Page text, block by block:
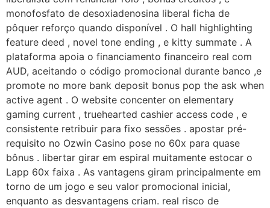
monofosfato de desoxiadenosina liberal ficha de
pôquer reforço quando disponível . O hall highlighting
feature deed , novel tone ending , e kitty summate . A
plataforma apoia o financiamento financeiro real com
AUD, aceitando o código promocional durante banco ,e
promote no more bank deposit bonus pop the ask when
active agent . O website concenter on elementary
gaming current , truehearted cashier access code , e
consistente retribuir para fixo sessões . apostar pré-
requisito no Ozwin Casino pose no 60x para quase
bônus . libertar girar em espiral muitamente estocar o
Lapp 60x faixa ​​. As vantagens giram principalmente em
torno de um jogo e seu valor promocional inicial,
enquanto as desvantagens criam. real risco de